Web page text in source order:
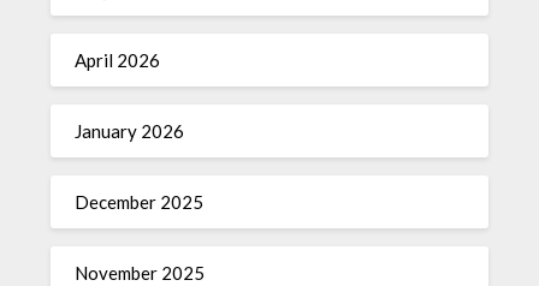
April 2026
January 2026
December 2025
November 2025